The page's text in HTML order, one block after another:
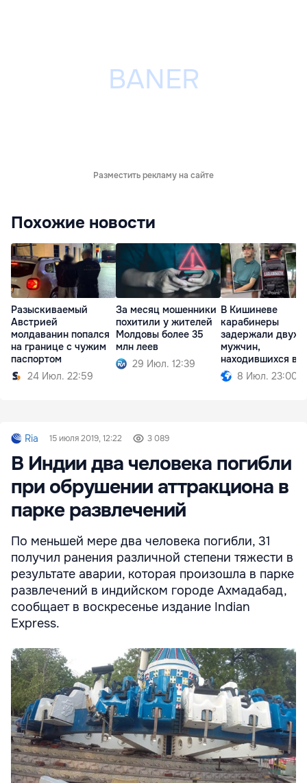
Разместить рекламу на сайте
Похожие новости
Разыскиваемый
Австрией
молдаванин попался
на границе с чужим
паспортом
24 Июл. 22:59
За месяц мошенники
похитили у жителей
Молдовы более 35
млн леев
29 Июл. 12:39
В Кишиневе
карабинеры
задержали двух
мужчин,
находившихся в
розыске
8 Июл. 23:00
Ria 15 июля 2019, 12:22 3 089
В Индии два человека погибли
при обрушении аттракциона в
парке развлечений
По меньшей мере два человекa погибли, 31
получил ранения различной степени тяжести в
результате аварии, которая произошла в парке
развлечений в индийском городе Ахмадабад,
сообщает в воскресенье издание Indian
Express.